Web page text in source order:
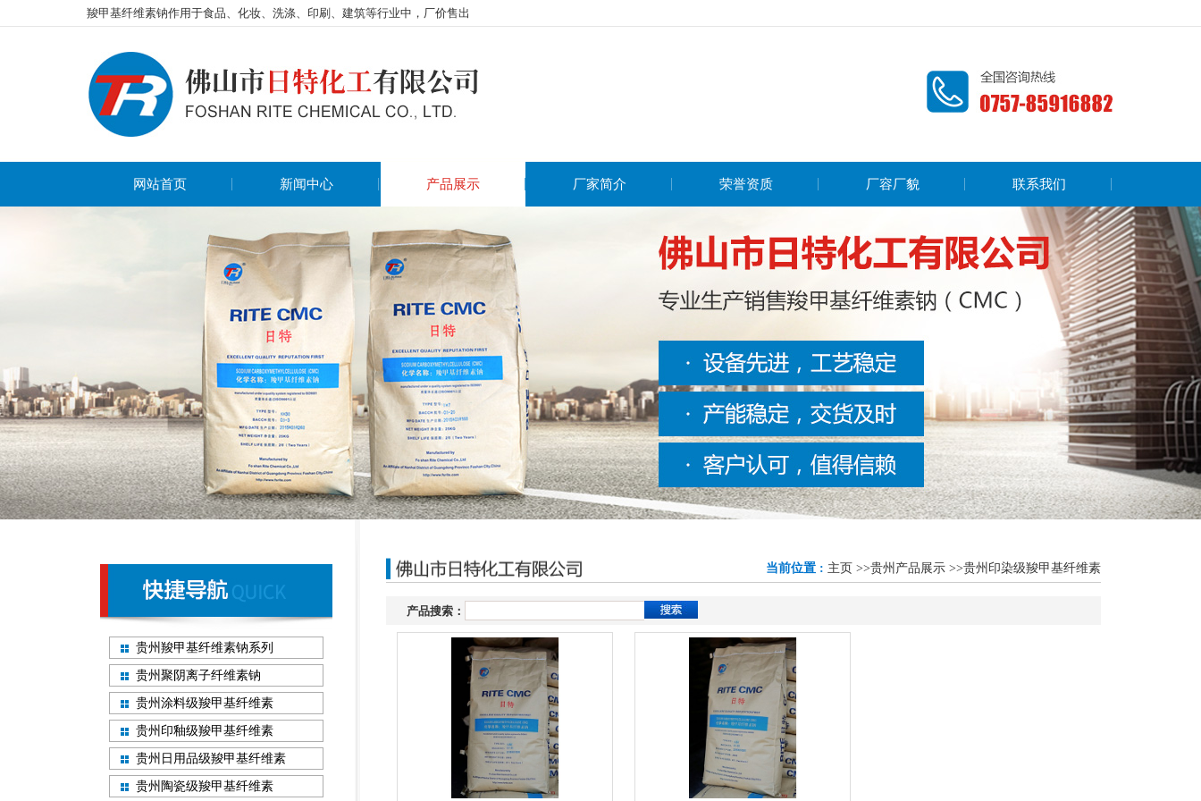
羧甲基纤维素钠作用于食品、化妆、洗涤、印刷、建筑等行业中，厂价售出
网站首页 新闻中心 产品展示 厂家简介 荣誉资质 厂容厂貌 联系我们
贵州羧甲基纤维素钠系列
贵州聚阴离子纤维素钠
贵州涂料级羧甲基纤维素
贵州印釉级羧甲基纤维素
贵州日用品级羧甲基纤维素
贵州陶瓷级羧甲基纤维素
当前位置 : 主页 >>贵州产品展示 >>贵州印染级羧甲基纤维素
产品搜索：